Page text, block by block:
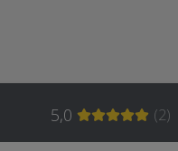
5,0 (2)